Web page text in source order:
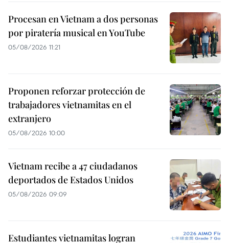
Procesan en Vietnam a dos personas
por piratería musical en YouTube
05/08/2026 11:21
Proponen reforzar protección de
trabajadores vietnamitas en el
extranjero
05/08/2026 10:00
Vietnam recibe a 47 ciudadanos
deportados de Estados Unidos
05/08/2026 09:09
Estudiantes vietnamitas logran